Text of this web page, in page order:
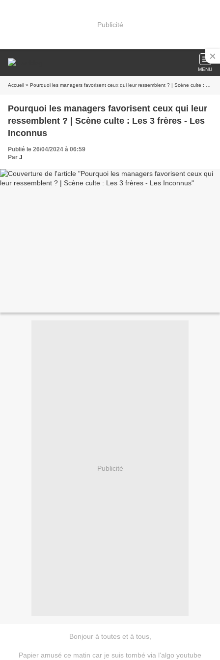
Publicité
MENU
Accueil » Pourquoi les managers favorisent ceux qui leur ressemblent ? | Scène culte : Les 3 frères - Les Inconnus
Pourquoi les managers favorisent ceux qui leur
ressemblent ? | Scène culte : Les 3 frères - Les
Inconnus
Publié le 26/04/2024 à 06:59
Par J
Publicité
Bonjour à toutes et à tous,
Papier amusé ce matin car je suis tombé via l'algo youtube